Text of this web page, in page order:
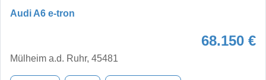
Audi A6 e-tron
68.150 €
Mülheim a.d. Ruhr, 45481